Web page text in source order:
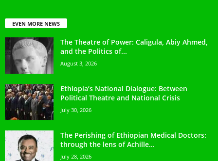
EVEN MORE NEWS
The Theatre of Power: Caligula, Abiy Ahmed,
and the Politics of...
August 3, 2026
Ethiopia’s National Dialogue: Between
Political Theatre and National Crisis
July 30, 2026
The Perishing of Ethiopian Medical Doctors:
through the lens of Achille...
July 28, 2026